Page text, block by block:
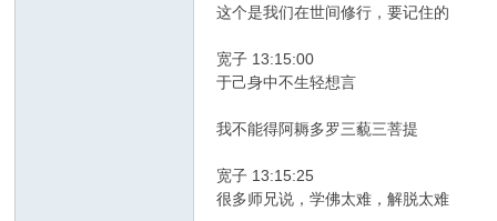
这个是我们在世间修行，要记住的
宽子 13:15:00
于己身中不生轻想言
我不能得阿耨多罗三藐三菩提
宽子 13:15:25
很多师兄说，学佛太难，解脱太难